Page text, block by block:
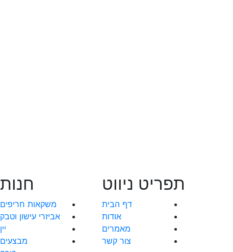
מ״ל
מארז
יח׳
במבצע
תפריט ניווט
דף הבית
אודות
מאמרים
צור קשר
חנות
משקאות חריפים
אביזרי עישון וטבק
יין
מבצעים